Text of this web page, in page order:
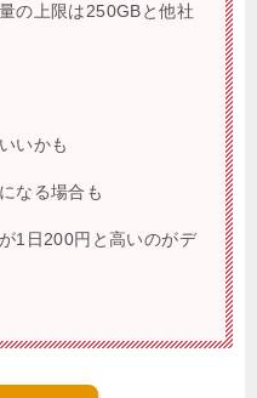
の上限は250GBと他社
いかも
なる場合も
1日200円と高いのがデ